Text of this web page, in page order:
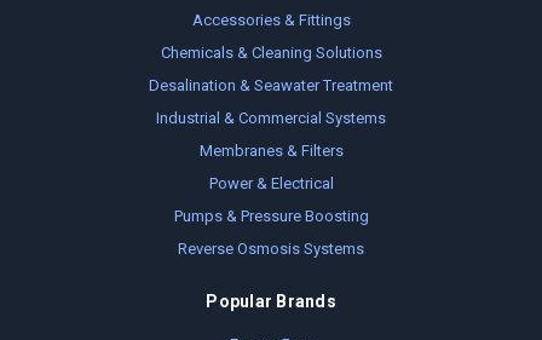
Accessories & Fittings
Chemicals & Cleaning Solutions
Desalination & Seawater Treatment
Industrial & Commercial Systems
Membranes & Filters
Power & Electrical
Pumps & Pressure Boosting
Reverse Osmosis Systems
Popular Brands